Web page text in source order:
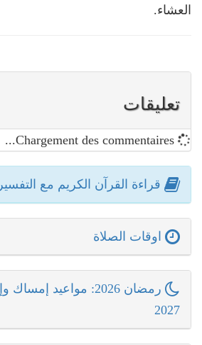
العشاء.
تعليقات
قراءة القرآن الكريم مع التفسير
اوقات الصلاة
رمضان 2026: مواعيد إمساك وإفطار
2027